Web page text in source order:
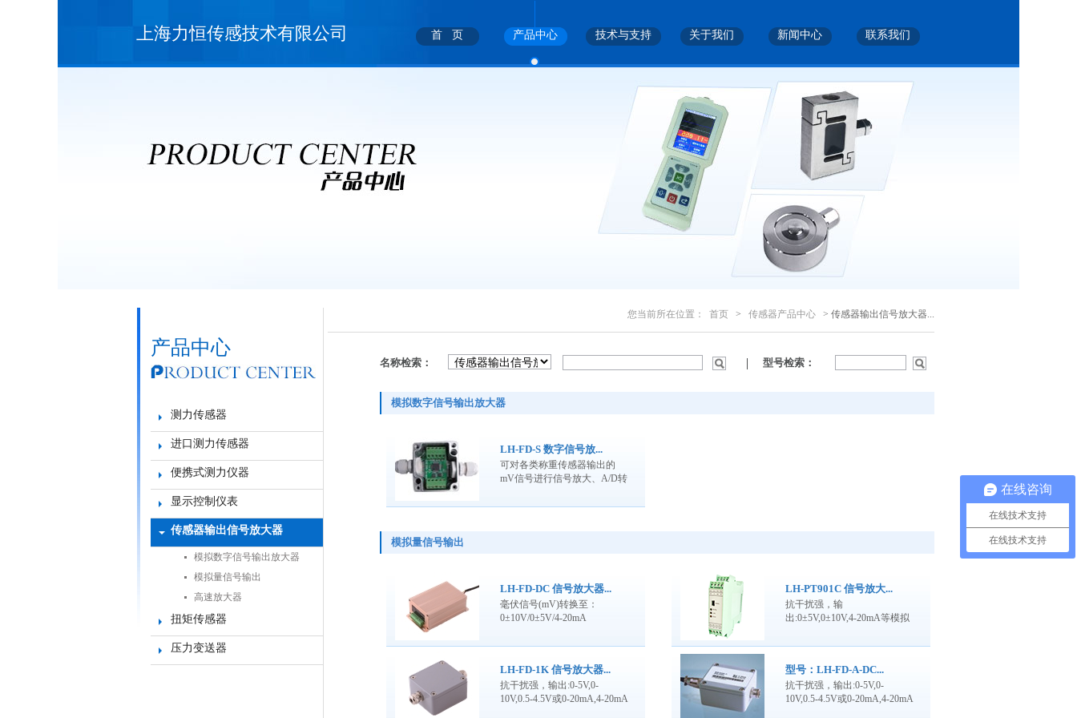
上海力恒传感技术有限公司 首 页 产品中心 技术与支持 关于我们 新闻中心 联系我们
产品中心
测力传感器
进口测力传感器
便携式测力仪器
显示控制仪表
传感器输出信号放大器
模拟数字信号输出放大器
模拟量信号输出
高速放大器
扭矩传感器
压力变送器
您当前所在位置： 首页 > 传感器产品中心 > 传感器输出信号放大器...
名称检索： 型号检索：
模拟数字信号输出放大器
LH-FD-S 数字信号放...
可对各类称重传感器输出的
mV信号进行信号放大、A/D转
模拟量信号输出
LH-FD-DC 信号放大器...
毫伏信号(mV)转换至：
0±10V/0±5V/4-20mA
LH-PT901C 信号放大...
抗干扰强，输
出:0±5V,0±10V,4-20mA等模拟
示表头，调试方便。
LH-FD-1K 信号放大器...
抗干扰强，输出:0-5V,0-
10V,0.5-4.5V或0-20mA,4-20mA
型号：LH-FD-A-DC...
抗干扰强，输出:0-5V,0-
10V,0.5-4.5V或0-20mA,4-20mA
在线咨询
在线技术支持
在线技术支持